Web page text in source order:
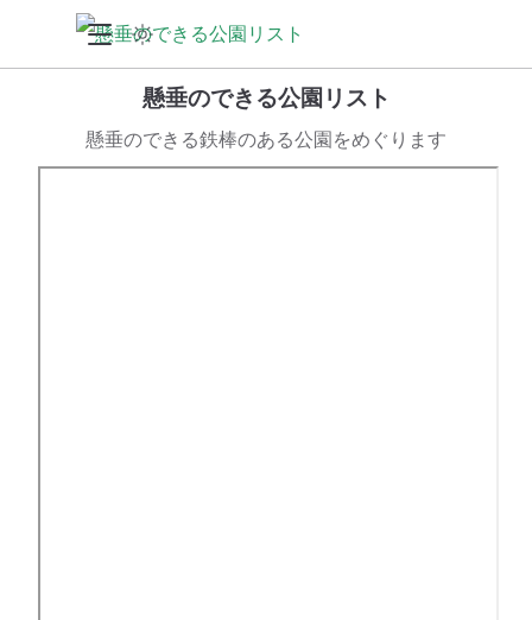
懸垂のできる公園リスト
懸垂のできる鉄棒のある公園をめぐります